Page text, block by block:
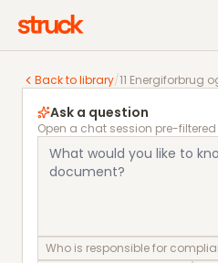
Back to library/
11 Energiforbrug og
Ask a question
Open a chat session pre-
Who is responsible for